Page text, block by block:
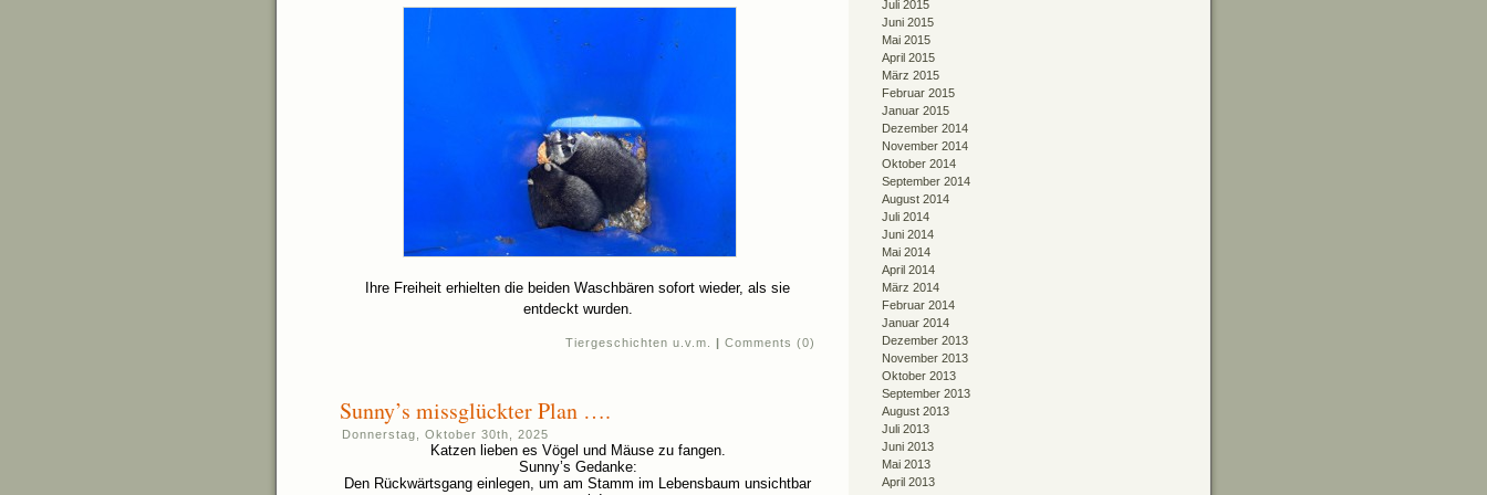
Ihre Freiheit erhielten die beiden Waschbären sofort wieder, als sie
entdeckt wurden.
Tiergeschichten u.v.m. | Comments (0)
Sunny’s missglückter Plan ….
Donnerstag, Oktober 30th, 2025
Katzen lieben es Vögel und Mäuse zu fangen.
Sunny’s Gedanke:
Den Rückwärtsgang einlegen, um am Stamm im Lebensbaum unsichtbar
Juli 2015
Juni 2015
Mai 2015
April 2015
März 2015
Februar 2015
Januar 2015
Dezember 2014
November 2014
Oktober 2014
September 2014
August 2014
Juli 2014
Juni 2014
Mai 2014
April 2014
März 2014
Februar 2014
Januar 2014
Dezember 2013
November 2013
Oktober 2013
September 2013
August 2013
Juli 2013
Juni 2013
Mai 2013
April 2013